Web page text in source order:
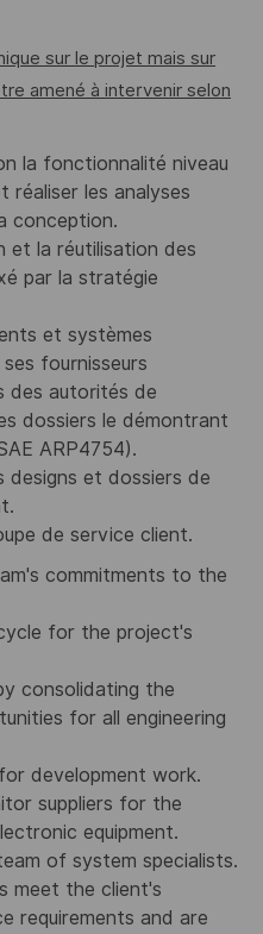
sur le projet mais sur
amené à intervenir selon
la fonctionnalité niveau
réaliser les analyses
conception.
et la réutilisation des
par la stratégie
et systèmes
fournisseurs
des autorités de
dossiers le démontrant
ARP4754).
designs et dossiers de
de service client.
commitments to the
for the project's
consolidating the
for all engineering
development work.
suppliers for the
equipment.
of system specialists.
meet the client's
requirements and are